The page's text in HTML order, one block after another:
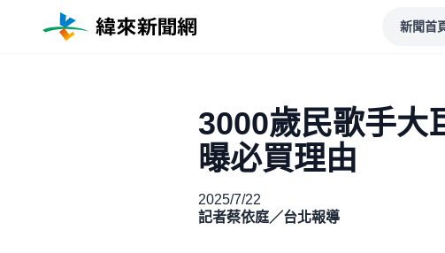
新聞首
3000歲民歌手
曝必買理由
2025/7/22
記者蔡依庭／台北報導